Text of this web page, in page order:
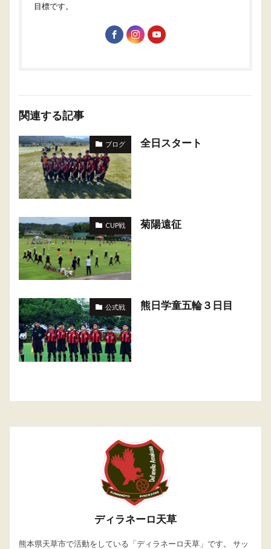
目標です。
関連する記事
ブログ 全日スタート
CUP戦 菊陽遠征
公式戦 熊日学童五輪３日目
ディラネーロ天草
熊本県天草市で活動をしている「ディラネーロ天草」です。 サッ